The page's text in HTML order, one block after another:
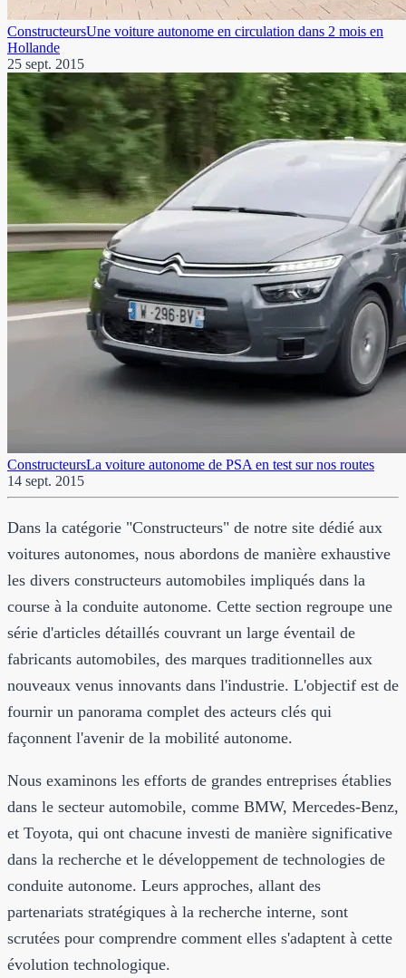
ConstructeursUne voiture autonome en circulation dans 2 mois en
Hollande
25 sept. 2015
ConstructeursLa voiture autonome de PSA en test sur nos routes
14 sept. 2015
Dans la catégorie "Constructeurs" de notre site dédié aux
voitures autonomes, nous abordons de manière exhaustive
les divers constructeurs automobiles impliqués dans la
course à la conduite autonome. Cette section regroupe une
série d'articles détaillés couvrant un large éventail de
fabricants automobiles, des marques traditionnelles aux
nouveaux venus innovants dans l'industrie. L'objectif est de
fournir un panorama complet des acteurs clés qui
façonnent l'avenir de la mobilité autonome.
Nous examinons les efforts de grandes entreprises établies
dans le secteur automobile, comme BMW, Mercedes-Benz,
et Toyota, qui ont chacune investi de manière significative
dans la recherche et le développement de technologies de
conduite autonome. Leurs approches, allant des
partenariats stratégiques à la recherche interne, sont
scrutées pour comprendre comment elles s'adaptent à cette
évolution technologique.